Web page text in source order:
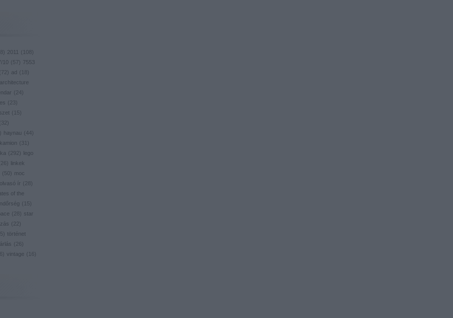
) 2011 ( 108 )
10 ( 57) 7553
72) ad ( 18 )
architecture
( 24)
( 23)
( 15)
32)
) haynau ( 44)
kamion ( 31
)
( 292)
lego
26 )
linkek
( 50) moc
olvasó ír ( 28 )
of the
( 15)
( 28 ) star
( 22)
15) történet
( 26 )
) vintage ( 16 )